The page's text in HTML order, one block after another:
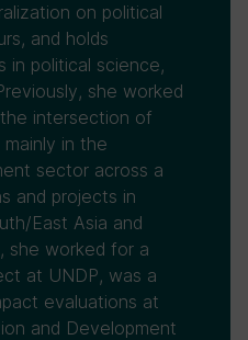
on political
and holds
in political science,
she worked
intersection of
in the
sector across a
and projects in
East Asia and
she worked for a
at UNDP, was a
evaluations at
and Development